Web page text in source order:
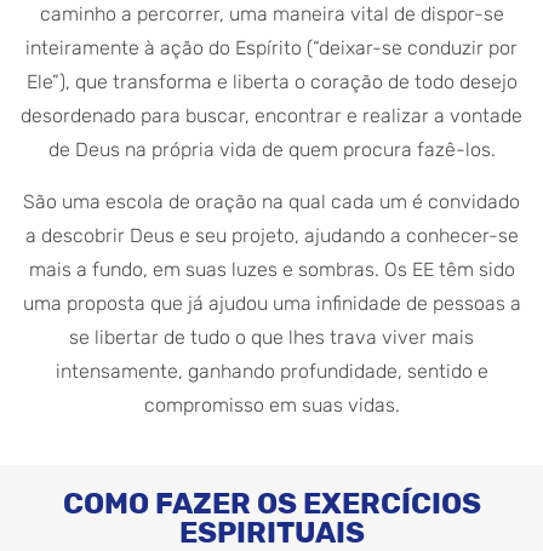
caminho a percorrer, uma maneira vital de dispor-se
inteiramente à ação do Espírito (“deixar-se conduzir por
Ele”), que transforma e liberta o coração de todo desejo
desordenado para buscar, encontrar e realizar a vontade
de Deus na própria vida de quem procura fazê-los.
São uma escola de oração na qual cada um é convidado
a descobrir Deus e seu projeto, ajudando a conhecer-se
mais a fundo, em suas luzes e sombras. Os EE têm sido
uma proposta que já ajudou uma infinidade de pessoas a
se libertar de tudo o que lhes trava viver mais
intensamente, ganhando profundidade, sentido e
compromisso em suas vidas.
COMO FAZER OS EXERCÍCIOS
ESPIRITUAIS